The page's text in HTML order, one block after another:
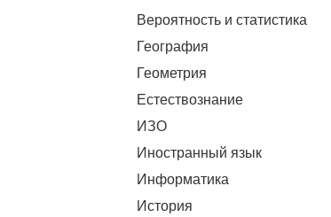
Вероятность и статистика
География
Геометрия
Естествознание
ИЗО
Иностранный язык
Информатика
История